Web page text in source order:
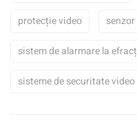
protecție video
sistem de alarmare la
sisteme de securitate video